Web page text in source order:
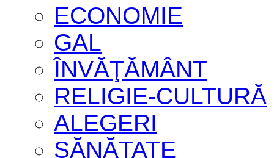
ECONOMIE
GAL
ÎNVĂŢĂMÂNT
RELIGIE-CULTURĂ
ALEGERI
SĂNĂTATE